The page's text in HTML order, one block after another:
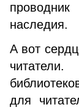
наследия.
А вот
для